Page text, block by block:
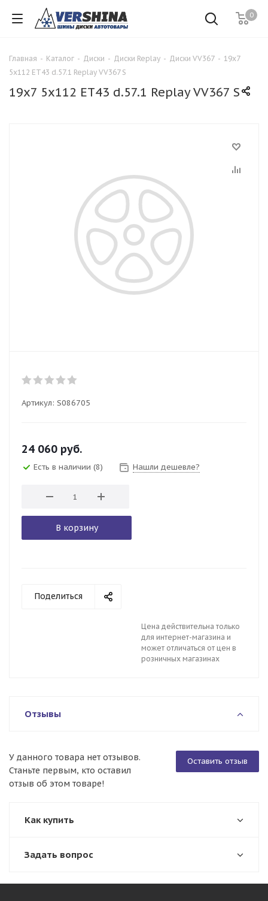
0
Главная - Каталог - Диски - Диски Replay - Диски VV367 - 19x7
5x112 ET43 d.57.1 Replay VV367 S
19x7 5x112 ET43 d.57.1 Replay VV367 S
Артикул: S086705
24 060 руб.
Есть в наличии (8) Нашли дешевле?
В корзину
Поделиться
Цена действительна только
для интернет-магазина и
может отличаться от цен в
розничных магазинах
Отзывы
Оставить отзыв
У данного товара нет отзывов.
Станьте первым, кто оставил
отзыв об этом товаре!
Как купить
Задать вопрос